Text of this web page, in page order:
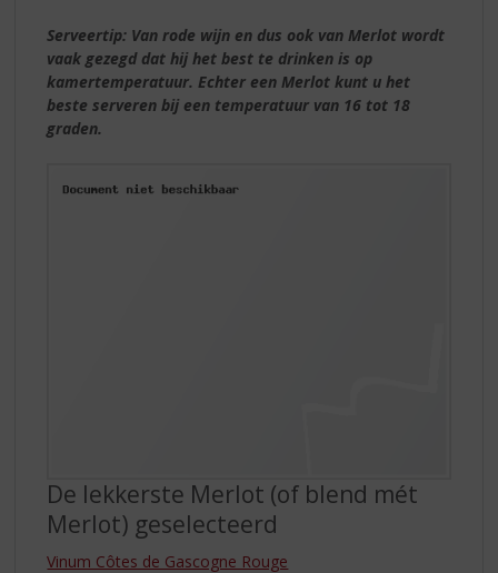
Serveertip: Van rode wijn en dus ook van Merlot wordt
vaak gezegd dat hij het best te drinken is op
kamertemperatuur. Echter een Merlot kunt u het
beste serveren bij een temperatuur van 16 tot 18
graden.
De lekkerste Merlot (of blend mét
Merlot) geselecteerd
Vinum Côtes de Gascogne Rouge